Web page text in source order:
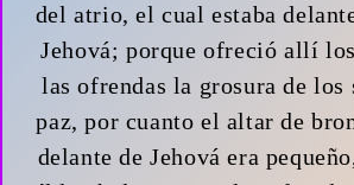
del atrio, el cual estaba
Jehová; porque ofreció allí
las ofrendas la grosura de
paz, por cuanto el altar de
delante de Jehová era